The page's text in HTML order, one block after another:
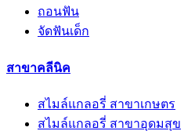
ถอนฟัน
จัดฟันเด็ก
สาขาคลีนิค
สไมล์แกลอรี่ สาขาเกษตร
สไมล์แกลอรี่ สาขาอุดมสุข